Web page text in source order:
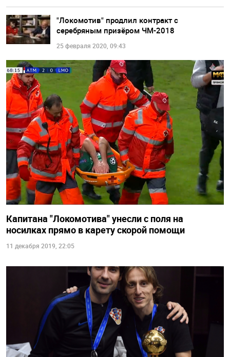
"Локомотив" продлил контракт с
серебряным призёром ЧМ-2018
25 февраля 2020, 09:43
Капитана "Локомотива" унесли с поля на
носилках прямо в карету скорой помощи
11 декабря 2019, 22:05